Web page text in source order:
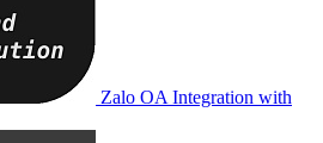
Zalo OA Integration with